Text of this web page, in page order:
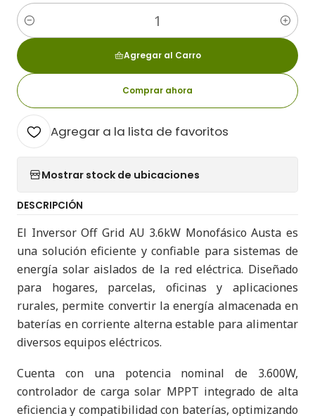
Cantidad
Agregar al Carro
Comprar ahora
Agregar a la lista de favoritos
Mostrar stock de ubicaciones
DESCRIPCIÓN
El Inversor Off Grid AU 3.6kW Monofásico Austa es
una solución eficiente y confiable para sistemas de
energía solar aislados de la red eléctrica. Diseñado
para hogares, parcelas, oficinas y aplicaciones
rurales, permite convertir la energía almacenada en
baterías en corriente alterna estable para alimentar
diversos equipos eléctricos.
Cuenta con una potencia nominal de 3.600W,
controlador de carga solar MPPT integrado de alta
eficiencia y compatibilidad con baterías, optimizando